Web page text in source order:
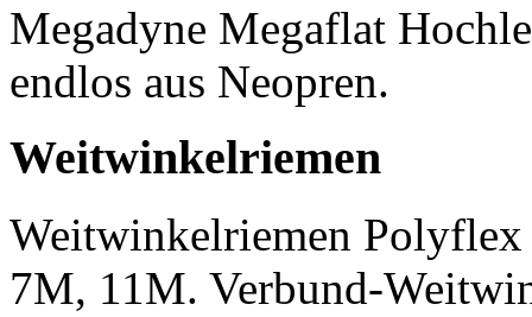
Megadyne Megaflat
endlos aus Neopren.
Weitwinkelriemen
Weitwinkelriemen
7M, 11M. Verbund-